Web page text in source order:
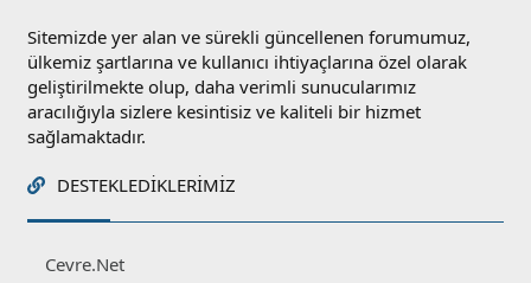
Sitemizde yer alan ve sürekli güncellenen forumumuz,
ülkemiz şartlarına ve kullanıcı ihtiyaçlarına özel olarak
geliştirilmekte olup, daha verimli sunucularımız
aracılığıyla sizlere kesintisiz ve kaliteli bir hizmet
sağlamaktadır.
DESTEKLEDIKLERIMIZ
Cevre.Net